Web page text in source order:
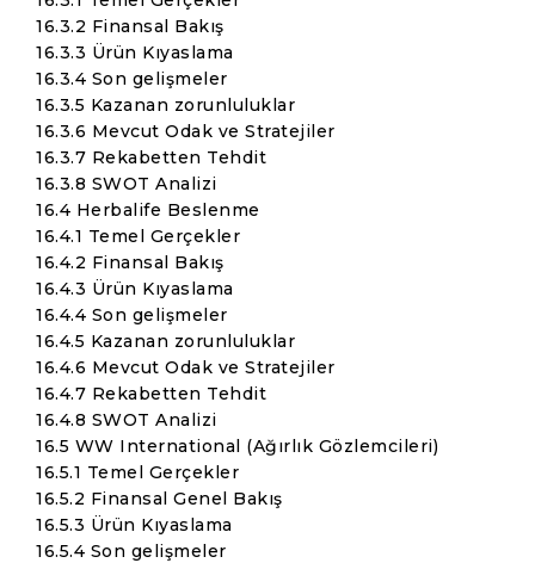
16.3.2 Finansal Bakış
16.3.3 Ürün Kıyaslama
16.3.4 Son gelişmeler
16.3.5 Kazanan zorunluluklar
16.3.6 Mevcut Odak ve Stratejiler
16.3.7 Rekabetten Tehdit
16.3.8 SWOT Analizi
16.4 Herbalife Beslenme
16.4.1 Temel Gerçekler
16.4.2 Finansal Bakış
16.4.3 Ürün Kıyaslama
16.4.4 Son gelişmeler
16.4.5 Kazanan zorunluluklar
16.4.6 Mevcut Odak ve Stratejiler
16.4.7 Rekabetten Tehdit
16.4.8 SWOT Analizi
16.5 WW International (Ağırlık Gözlemcileri)
16.5.1 Temel Gerçekler
16.5.2 Finansal Genel Bakış
16.5.3 Ürün Kıyaslama
16.5.4 Son gelişmeler